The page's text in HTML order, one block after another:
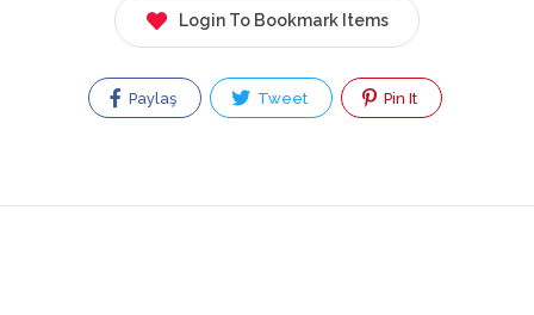
Login To Bookmark Items
Paylaş Tweet Pin It